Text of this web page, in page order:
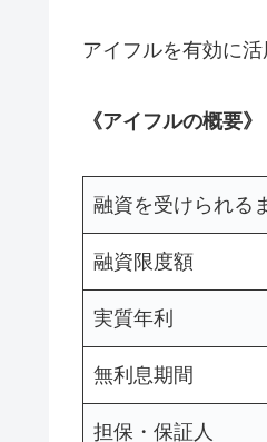
アイフルを有効に
《アイフルの概要》
融資を受けられる
融資限度額
実質年利
無利息期間
担保・保証人